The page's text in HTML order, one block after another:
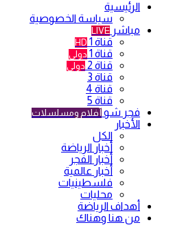
الرئيسية
سياسة الخصوصية
مباشر LIVE
قناة 1 HD
قناة 1 دولي
قناة 2 دولي
قناة 3
قناة 4
قناة 5
فجر شو أفلام ومسلسلات
الأخبار
الكل
أخبار الرياضة
أخبار الفجر
أخبار عالمية
فلسطينيات
محليات
أهداف الرياضة
من هنا وهناك